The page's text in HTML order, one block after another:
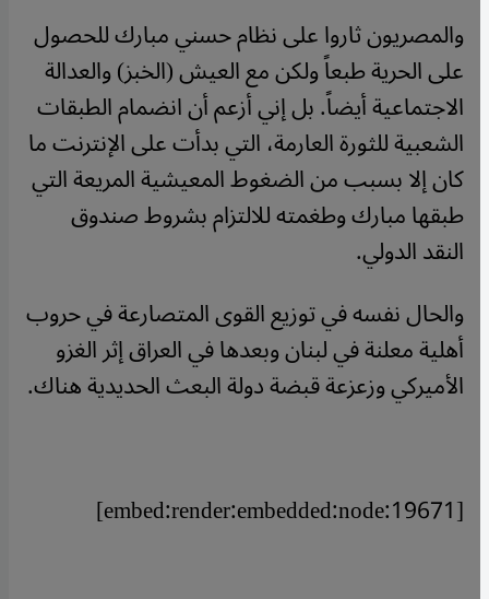
والمصريون ثاروا على نظام حسني مبارك للحصول
على الحرية طبعاً ولكن مع العيش (الخبز) والعدالة
الاجتماعية أيضاً. بل إني أزعم أن انضمام الطبقات
الشعبية للثورة العارمة، التي بدأت على الإنترنت ما
كان إلا بسبب من الضغوط المعيشية المريعة التي
طبقها مبارك وطغمته للالتزام بشروط صندوق
النقد الدولي.
والحال نفسه في توزيع القوى المتصارعة في حروب
أهلية معلنة في لبنان وبعدها في العراق إثر الغزو
الأميركي وزعزعة قبضة دولة البعث الحديدية هناك.
[embed:render:embedded:node:19671]